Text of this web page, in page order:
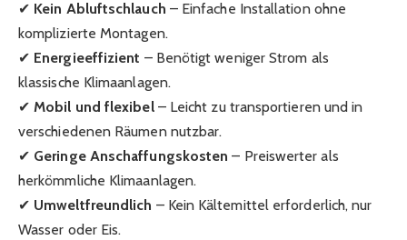
✔ Kein Abluftschlauch – Einfache Installation ohne
komplizierte Montagen.
✔ Energieeffizient – Benötigt weniger Strom als
klassische Klimaanlagen.
✔Mobil und flexibel– Leicht zu transportieren und in
verschiedenen Räumen nutzbar.
✔ Geringe Anschaffungskosten – Preiswerter als
herkömmliche Klimaanlagen.
✔ Umweltfreundlich – Kein Kältemittel erforderlich, nur
Wasser oder Eis.